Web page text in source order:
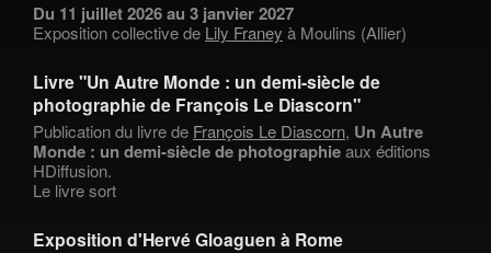
Du 11 juillet 2026 au 3 janvier 2027
Exposition collective de Lily Franey à Moulins (Allier)
Livre "Un Autre Monde : un demi-siècle de
photographie de François Le Diascorn"
Publication du livre de François Le Diascorn, Un Autre
Monde : un demi-siècle de photographieaux éditions
HDiffusion.
Le livre sort
Exposition d'Hervé Gloaguen à Rome